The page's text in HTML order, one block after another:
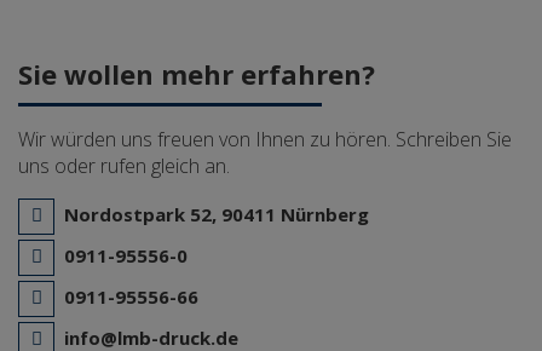
Sie wollen mehr erfahren?
Wir würden uns freuen von Ihnen zu hören. Schreiben Sie
uns oder rufen gleich an.
Nordostpark 52, 90411 Nürnberg
0911-95556-0
0911-95556-66
info@lmb-druck.de